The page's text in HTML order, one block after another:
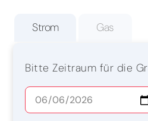
Strom Gas
Bitte Zeitraum für die